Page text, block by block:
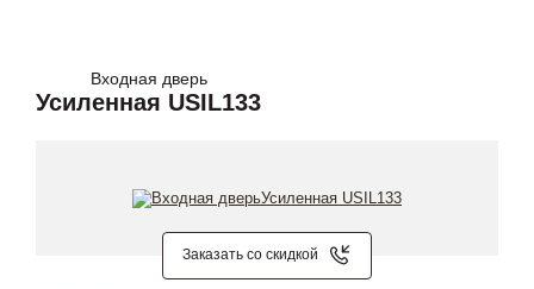
Входная дверь
Усиленная USIL133
Заказать со скидкой